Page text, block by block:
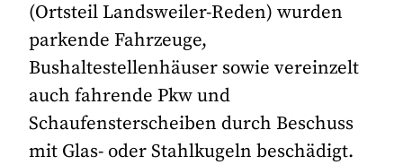
(Ortsteil Landsweiler-Reden) wurden
parkende Fahrzeuge,
Bushaltestellenhäuser sowie vereinzelt
auch fahrende Pkw und
Schaufensterscheiben durch Beschuss
mit Glas- oder Stahlkugeln beschädigt.